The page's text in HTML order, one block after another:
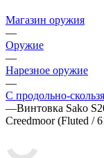
Магазин оружия
—
Оружие
—
Нарезное оружие
—
С продольно-
—Винтовка Sako
Creedmoor (Fluted /